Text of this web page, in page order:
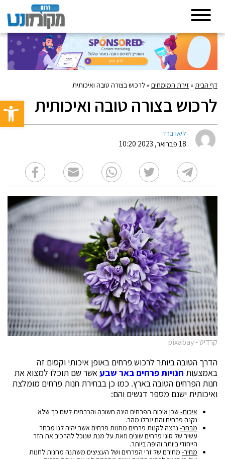
פתח
דף הבית» זירת המומחים» לרכוש בצורה טובה ואיכותית
לרכוש בצורה טובה ואיכותית
ליאו ברד
18 פברואר, 2023 10:20
קרדיט - pixabay
הדרך הטובה ביותר לרכוש פרחים באופן איכותי וקסום זה
באמצעות חנויות פרחים באר שבע אשר שם תוכלו למצוא את
חנות הפרחים הטובה בארץ. כמו כן בבחירת חנות פרחים מומלצת
ואיכותית ישנם מספר דגשים והם:
איכות- שכן איכות הפרחים הינה חשובה והכרחית לשם כך שלא
נקנה פרחים והם ינבלו מהר.
מבחר-נרצה לקנות פרחים מחנות פרחים אשר יהיה לנו מבחר
עשיר של סוגי פרחים שונים וזאת על מנת שנוכל להרכיב את הזר
הייחודי ביותר והיפה ביותר.
מחיר-מחירם של זרי הפרחים ושל העציצים משתנה מחנות לחנות